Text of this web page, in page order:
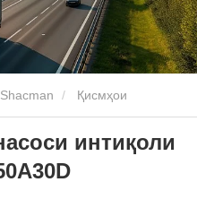
Қисмҳои
интиқоли